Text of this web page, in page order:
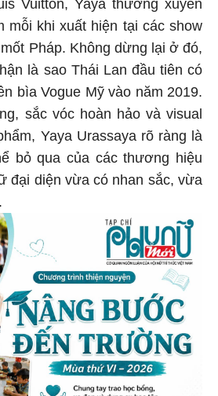
Vuitton, Yaya thường xuyên
mỗi khi xuất hiện tại các show
Pháp. Không dừng lại ở đó,
là sao Thái Lan đầu tiên có
bìa Vogue Mỹ vào năm 2019.
sắc vóc hoàn hảo và visual
Yaya Urassaya rõ ràng là
bỏ qua của các thương hiệu
đại diện vừa có nhan sắc, vừa